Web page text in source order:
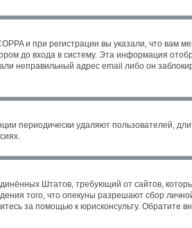
и при регистрации вы указали, что вам
до входа в систему. Эта информация
неправильный адрес email либо он
периодически удаляют пользователей,
Штатов, требующий от сайтов,
того, что опекуны разрешают сбор
за помощью к юрисконсульту. Обратите